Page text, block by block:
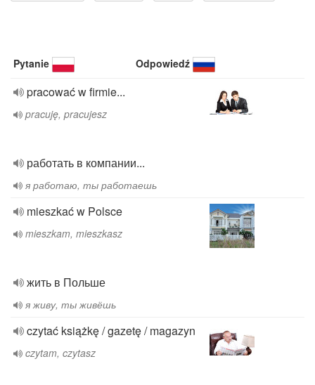
Pytanie Odpowiedź
pracować w firmie...
pracuję, pracujesz
работать в компании...
я работаю, ты работаешь
mieszkać w Polsce
mieszkam, mieszkasz
жить в Польше
я живу, ты живёшь
czytać książkę / gazetę / magazyn
czytam, czytasz